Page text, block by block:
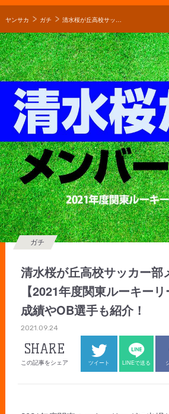
ヤンサカ ガチ 清水桜が丘高校サッカー部メンバー【2021年度関東ルーキーリーグ】直近の成績やOB選手も紹介！
清水桜が丘高校サッカー部
【2021年度関東ルーキー
成績やOB選手も紹介！
ガチ
2021.09.24
SHARE
この記事をシェア ツイート LINEで送る